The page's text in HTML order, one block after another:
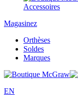
Accessoires
Magasinez
Orthèses
Soldes
Marques
EN